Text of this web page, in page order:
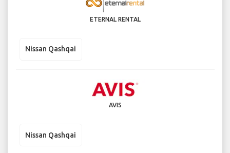
ETERNAL RENTAL
Nissan Qashqai
AVIS
Nissan Qashqai